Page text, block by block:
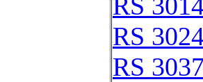
RS
RS